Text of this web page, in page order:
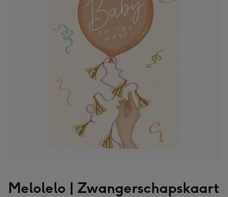
Melolelo | Zwangerschapskaart